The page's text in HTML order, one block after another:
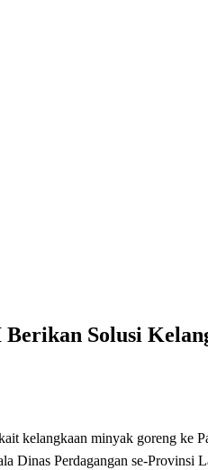
Solusi
kelangkaan minyak goreng ke
Dinas Perdagangan se-